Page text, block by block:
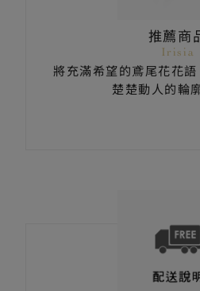
推薦商
Irisia
將充滿希望的鳶尾花花
楚楚動人的輪